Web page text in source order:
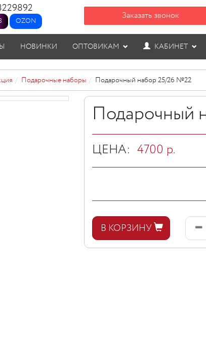
OZON Заказать звонок
НОВИНКИ ОПТОВИКАМ КАБИНЕТ
Подарочные наборы Подарочный набор 25/26 №22
Подарочный
ЦЕНА: 4700 р.
В КОРЗИНУ